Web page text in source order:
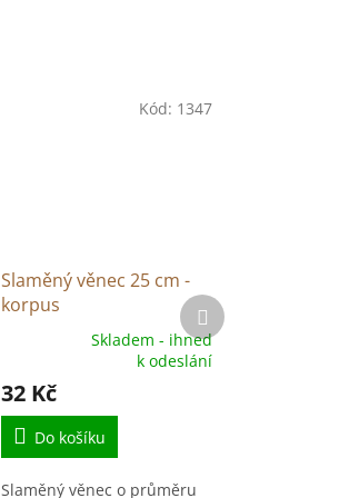
Slaměný věnec 25 cm -
korpus
produktu
je
5,0
z
5
Skladem - ihned
k odeslání
32 Kč
Do košíku
Slaměný věnec o průměru
Kód: 1347
Další
produkt